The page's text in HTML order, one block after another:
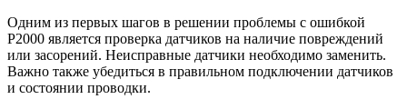
Одним из первых шагов в решении проблемы с ошибкой
P2000 является проверка датчиков на наличие повреждений
или засорений. Неисправные датчики необходимо заменить.
Важно также убедиться в правильном подключении датчиков
и состоянии проводки.